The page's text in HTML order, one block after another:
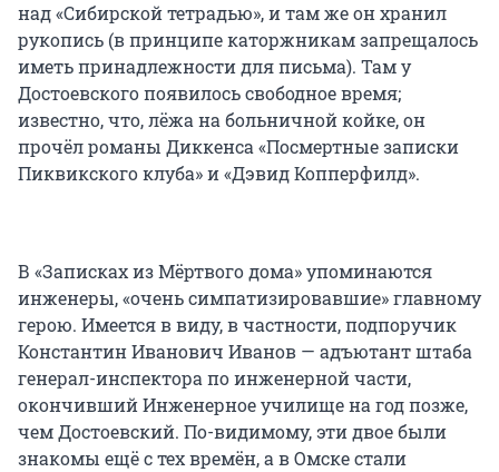
над «Сибирской тетрадью», и там же он хранил
рукопись (в принципе каторжникам запрещалось
иметь принадлежности для письма). Там у
Достоевского появилось свободное время;
известно, что, лёжа на больничной койке, он
прочёл романы Диккенса «Посмертные записки
Пиквикского клуба» и «Дэвид Копперфилд».
В «Записках из Мёртвого дома» упоминаются
инженеры, «очень симпатизировавшие» главному
герою. Имеется в виду, в частности, подпоручик
Константин Иванович Иванов — адъютант штаба
генерал-инспектора по инженерной части,
окончивший Инженерное училище на год позже,
чем Достоевский. По-видимому, эти двое были
знакомы ещё с тех времён, а в Омске стали